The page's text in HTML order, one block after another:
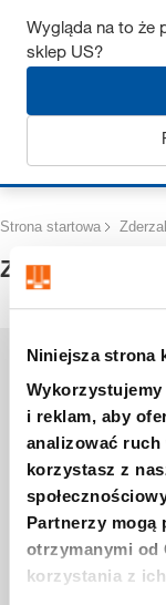
Niniejsza strona
i reklam, aby
analizować
korzystasz z
Partnerzy mogą
otrzymanymi od
korzystania z ich
Uzyskaj do 7%
Strona startowa
Zderzak
Wygląda na to że
sklep US?